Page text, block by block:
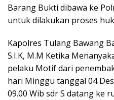
Barang Bukti dibawa ke
untuk dilakukan proses
Kapolres Tulang Bawang
S.I.K, M.M Ketika
pelaku Motif dari
hari Minggu tanggal 04
09.00 Wib sdr S datang ke